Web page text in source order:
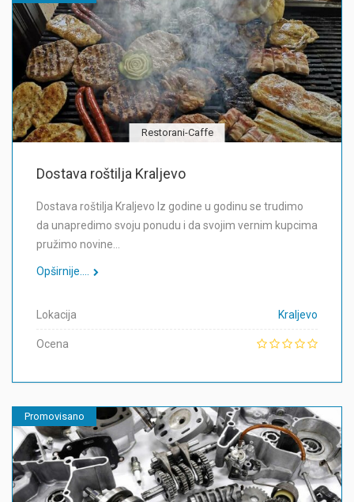
Restorani-Caffe
Dostava roštilja Kraljevo
Dostava roštilja Kraljevo Iz godine u godinu se trudimo
da unapredimo svoju ponudu i da svojim vernim kupcima
pružimo novine…
Opširnije....
Lokacija Kraljevo
Ocena
Promovisano